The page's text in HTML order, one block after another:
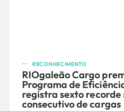
RECONHECIMENTO
RIOgaleão Cargo
Programa de
registra sexto recorde
consecutivo de cargas